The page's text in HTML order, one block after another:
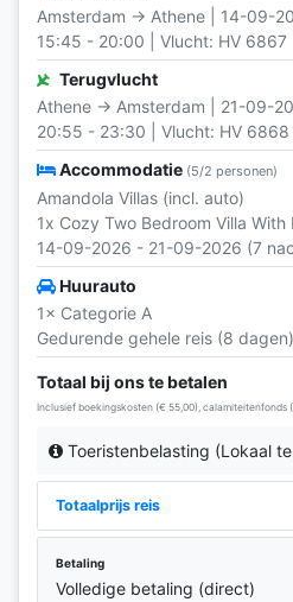
Amsterdam → Athene | 14-09-
15:45 - 20:00 | Vlucht: HV 6867
Terugvlucht
Athene → Amsterdam | 21-09-
20:55 - 23:30 | Vlucht: HV 6868
Accommodatie (5/2 personen)
Amandola Villas (incl. auto)
1x Cozy Two Bedroom Villa
14-09-2026 - 21-09-2026 (7
Huurauto
1× Categorie A
Gedurende gehele reis (8 dagen)
Totaal bij ons te betalen
Inclusief boekingskosten (€ 55,00), calamiteitenfonds
Toeristenbelasting (Lokaal
Totaalprijs reis
Betaling
Volledige betaling (direct)